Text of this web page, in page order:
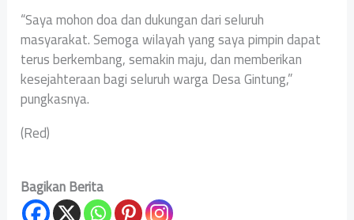
“Saya mohon doa dan dukungan dari seluruh
masyarakat. Semoga wilayah yang saya pimpin dapat
terus berkembang, semakin maju, dan memberikan
kesejahteraan bagi seluruh warga Desa Gintung,”
pungkasnya.
(Red)
Bagikan Berita